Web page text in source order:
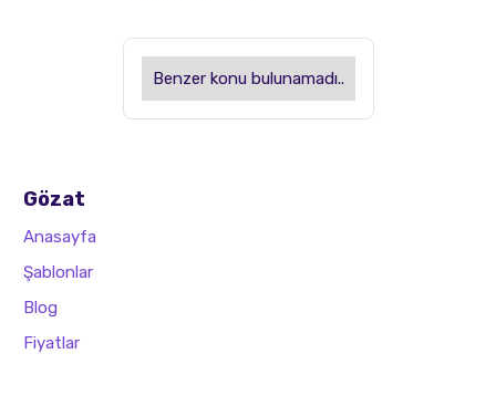
Benzer konu bulunamadı..
Gözat
Anasayfa
Şablonlar
Blog
Fiyatlar